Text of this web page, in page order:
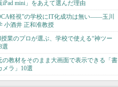
iPad mini」をあえて選んだ理由
軽視”の学校にIT化成功は無い――玉川
小酒井 正和准教授
授業のプロが選ぶ、学校で使える“神ツー
選
の教材をそのまま大画面で表示できる「書
メラ」10選